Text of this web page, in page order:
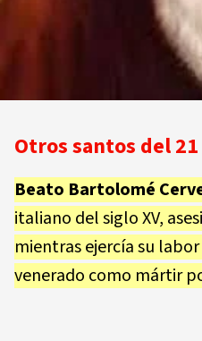
Otros santos del
Beato Bartolomé
italiano del siglo XV,
mientras ejercía su
venerado como mártir